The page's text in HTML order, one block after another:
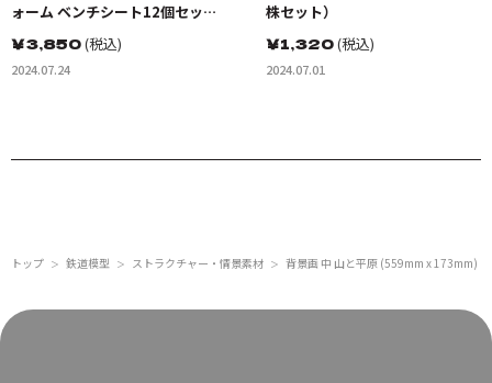
ォーム ベンチシート12個セット
未塗装キット
￥3,850(税込)
2024.07.24
株セット）
￥1,320(税込)
2024.07.01
トップ ＞ 鉄道模型 ＞ ストラクチャー・情景素材 ＞ 背景画 中 山と平原 (559mm x 173mm)